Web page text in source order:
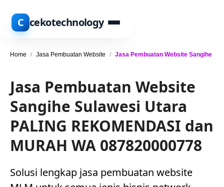
C cekotechnology
Home / Jasa Pembuatan Website / Jasa Pembuatan Website Sangihe
Jasa Pembuatan Website
Sangihe Sulawesi Utara
PALING REKOMENDASI dan
MURAH WA 087820000778
Solusi lengkap jasa pembuatan website